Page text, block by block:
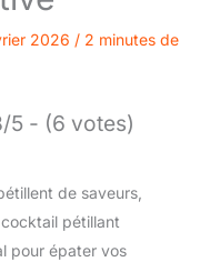
2026 / 2 minutes de
5 - (6 votes)
de saveurs,
pétillant
pour épater vos